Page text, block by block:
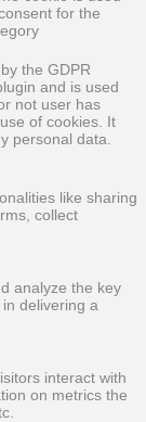
for the
the GDPR
and is used
not user has
of cookies. It
personal data.
like sharing
collect
analyze the key
delivering a
interact with
on metrics the